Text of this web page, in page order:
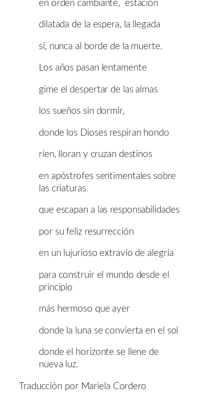
en orden cambiante, estación
dilatada de la espera, la llegada
sí, nunca al borde de la muerte.
Los años pasan lentamente
gime el despertar de las almas
los sueños sin dormir,
donde los Dioses respiran hondo
ríen, lloran y cruzan destinos
en apóstrofes sentimentales sobre
las criaturas
que escapan a las responsabilidades
por su feliz resurrección
en un lujurioso extravío de alegría
para construir el mundo desde el
principio
más hermoso que ayer
donde la luna se convierta en el sol
donde el horizonte se llene de
nueva luz.
Traducción por Mariela Cordero